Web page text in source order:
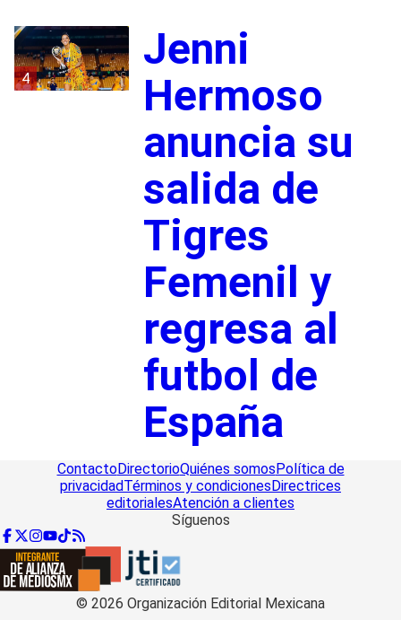
4
Jenni
Hermoso
anuncia su
salida de
Tigres
Femenil y
regresa al
futbol de
España
ContactoDirectorioQuiénes somosPolítica de
privacidadTérminos y condicionesDirectrices
editorialesAtención a clientes
Síguenos
© 2026 Organización Editorial Mexicana